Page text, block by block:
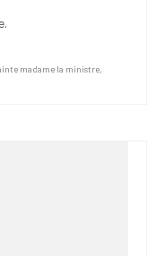
madame la ministre,